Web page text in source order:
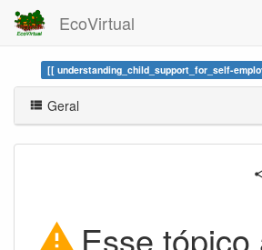
EcoVirtual
understanding_child_support_for_self-
Geral
Esse tópico